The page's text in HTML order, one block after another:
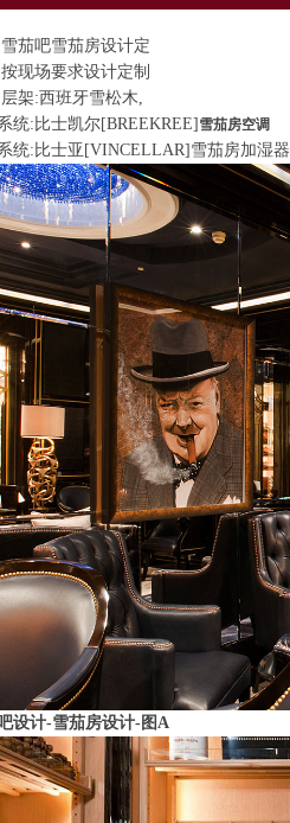
茄吧雪茄房设计定
现场要求设计定制
架:西班牙雪松木,
统:比士凯尔[BREEKREE] 雪茄房空调
统:比士亚[VINCELLAR]雪茄房加湿器
设计-雪茄房设计-图A